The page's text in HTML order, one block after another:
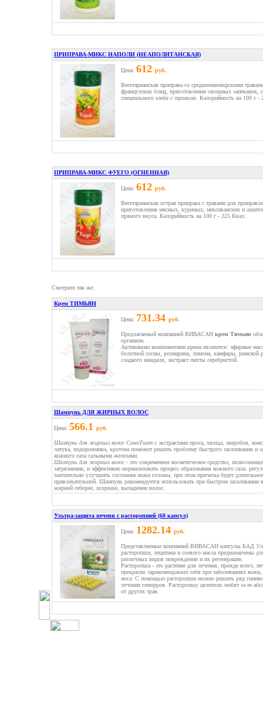
ПРИПРАВА-МИКС НАПОЛИ (НЕАПОЛИТАНСКАЯ)
Цена: 612 руб.
Вегетарианская приправа со средиземноморскими
французских блюд, приготовления овощных
специального хлеба с травами. Калорийность на 100 г -
ПРИПРАВА-МИКС ФУЕГО (ОГНЕННАЯ)
Цена: 612 руб.
Вегетарианская острая приправа с травами для
приготовления мясных, куриных, мексиканских и
пряного вкуса. Калорийность на 100 г - 225 Ккал.
Смотрите так же:
Крем ТИМЬЯН
Цена: 731.34 руб.
Предлагаемый компанией ВИВАСАН крем Тимьян
организм.
Активными компонентами крема являются: эфирные
болотной сосны, розмарина, лимона, камфары, римской
сладкого миндаля, экстракт пихты серебристой.
Шампунь ДЛЯ ЖИРНЫХ ВОЛОС
Цена: 566.1 руб.
Шампунь для жирных волос СаноТинт с экстрактами проса, хвоща, зверобоя,
латука, подорожника, кротона поможет решить проблему быстрого засаливания и
кожного сала сальными железами.
Шампунь для жирных волос- это современное косметическое средство,
загрязнения, и эффективно нормализовать процесс образования кожного сала.
значительно улучшить состояние кожи головы, при этом прическа будет
привлекательной. Шампунь рекомендуется использовать при быстром
жирной себорее, псориазе, выпадении волос.
Ультра-защита печени с расторопшей (60 капсул)
Цена: 1282.14 руб.
Представляемые компанией ВИВАСАН капсулы БАД
расторопши, лецитина и соевого масла предназначены
различных видов повреждения и их регенерации.
Расторопша - это растение для лечения, прежде всего,
прекрасно зарекомендовало себя при заболеваниях
носа. С помощью расторопши можно решить ряд
лечении геморроя. Расторопшу целители любят за ее
от других трав.